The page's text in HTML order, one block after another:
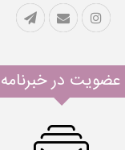
عضویت در خبرنامه